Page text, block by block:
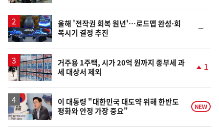
일
올해 '전작권 회복 원년'…로드맵 완성·회
복시기 결정 추진
일
거주용 1주택, 시가 20억 원까지 종부세 과
세 대상서 제외
상
승
1
이 대통령 "대한민국 대도약 위해 한반도
평화와 안정 가장 중요"
NEW